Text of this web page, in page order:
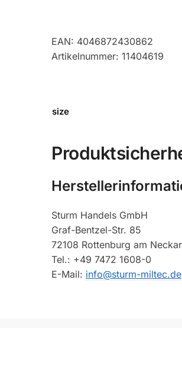
EAN: 4046872430862
Artikelnummer: 11404619
size
Sturm Handels GmbH
Graf-Bentzel-Str. 85
72108 Rottenburg am Neckar
Tel.: +49 7472 1608-0
E-Mail: info@sturm-miltec.de